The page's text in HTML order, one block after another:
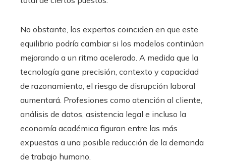
No obstante, los expertos coinciden en que este
equilibrio podría cambiar si los modelos continúan
mejorando a un ritmo acelerado. A medida que la
tecnología gane precisión, contexto y capacidad
de razonamiento, el riesgo de disrupción laboral
aumentará. Profesiones como atención al cliente,
análisis de datos, asistencia legal e incluso la
economía académica figuran entre las más
expuestas a una posible reducción de la demanda
de trabajo humano.